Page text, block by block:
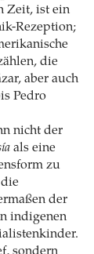
Zeit, ist ein
Rezeption;
die
aber auch
Pedro
nicht der
als eine
zu
der
indigenen